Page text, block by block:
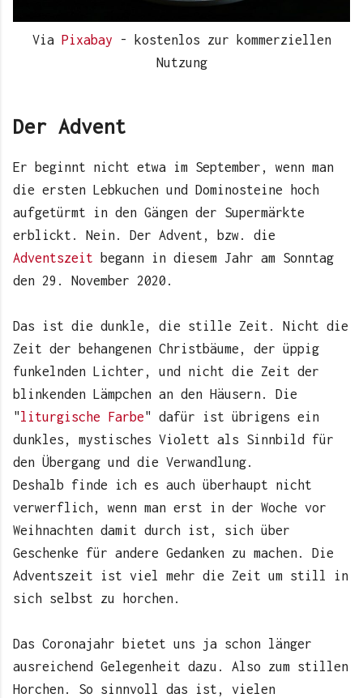
Via Pixabay
- kostenlos zur kommerziellen
Nutzung
Der Advent
Er beginnt nicht etwa im September, wenn man
die ersten Lebkuchen und Dominosteine hoch
aufgetürmt in den Gängen der Supermärkte
erblickt. Nein. Der Advent, bzw. die
Adventszeit
begann in diesem Jahr am Sonntag
den 29. November 2020.
Das ist die dunkle, die stille Zeit. Nicht die
Zeit der behangenen Christbäume, der üppig
funkelnden Lichter, und nicht die Zeit der
blinkenden Lämpchen an den Häusern. Die
"liturgische Farbe" dafür ist übrigens ein
dunkles, mystisches Violett als Sinnbild für
den Übergang und die Verwandlung.
Deshalb finde ich es auch überhaupt nicht
verwerflich, wenn man erst in der Woche vor
Weihnachten damit durch ist, sich über
Geschenke für andere Gedanken zu machen. Die
Adventszeit ist viel mehr die Zeit um still in
sich selbst zu horchen.
Das Coronajahr bietet uns ja schon länger
ausreichend Gelegenheit dazu. Also zum stillen
Horchen. So sinnvoll das ist, vielen